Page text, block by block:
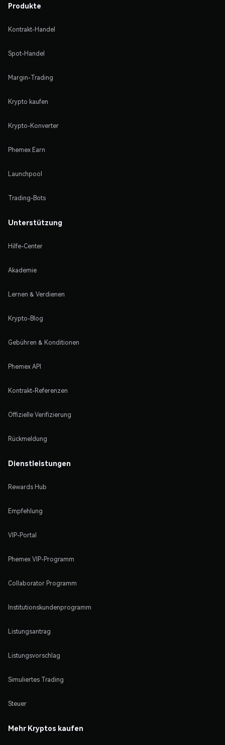
Produkte
Kontrakt-Handel
Spot-Handel
Margin-Trading
Krypto kaufen
Krypto-Konverter
Phemex Earn
Launchpool
Trading-Bots
Unterstützung
Hilfe-Center
Akademie
Lernen & Verdienen
Krypto-Blog
Gebühren & Konditionen
Phemex API
Kontrakt-Referenzen
Offizielle Verifizierung
Rückmeldung
Dienstleistungen
Rewards Hub
Empfehlung
VIP-Portal
Phemex VIP-Programm
Collaborator Programm
Institutionskundenprogramm
Listungsantrag
Listungsvorschlag
Simuliertes Trading
Steuer
Mehr Kryptos kaufen